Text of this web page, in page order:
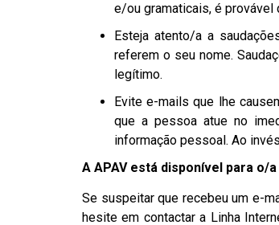
e/ou gramaticais, é provável
Esteja atento/a a
referem o seu nome.
legítimo.
Evite e-mails que lhe
que a pessoa atue no
informação pessoal. Ao
A APAV está disponível para o/
Se suspeitar que recebeu um e-
hesite em contactar a Linha